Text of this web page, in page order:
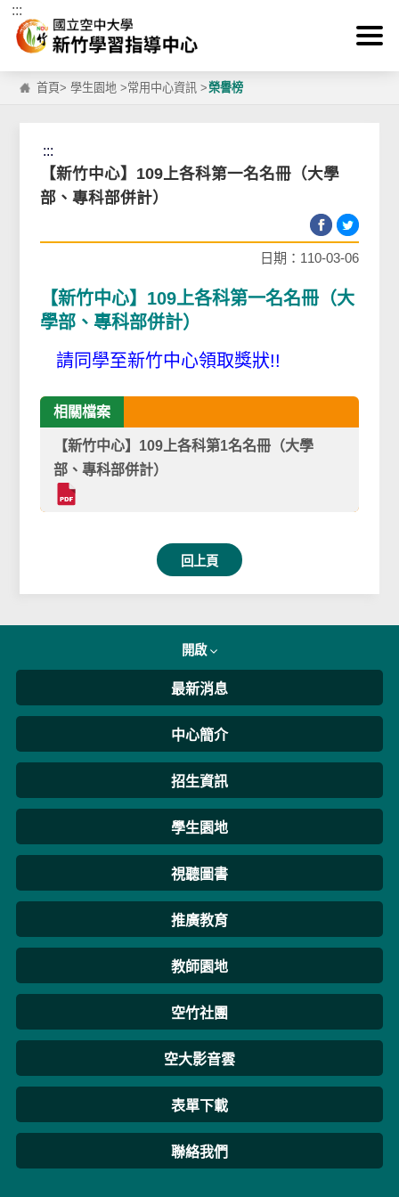
跳到主要內容區塊
:::
首頁>學生園地 >常用中心資訊 >榮譽榜
:::
【新竹中心】109上各科第一名名冊（大學
部、專科部併計）
日期：110-03-06
【新竹中心】109上各科第一名名冊（大
學部、專科部併計）
請同學至新竹中心領取獎狀!!
相關檔案
【新竹中心】109上各科第1名名冊（大學
部、專科部併計）
回上頁
開啟
最新消息
中心簡介
招生資訊
學生園地
視聽圖書
推廣教育
教師園地
空竹社團
空大影音雲
表單下載
聯絡我們